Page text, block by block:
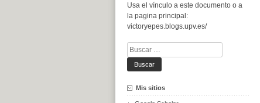
Usa el vínculo a este documento o a
la pagina principal:
victoryepes.blogs.upv.es/
Buscar:
Mis sitios